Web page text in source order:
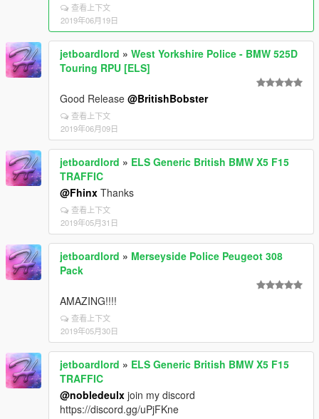
查看上下文
2019年06月19日
jetboardlord » West Yorkshire Police - BMW 525D
Touring RPU [ELS]
Good Release @BritishBobster
查看上下文
2019年06月09日
jetboardlord » ELS Generic British BMW X5 F15
TRAFFIC
@Fhinx Thanks
查看上下文
2019年05月31日
jetboardlord » Merseyside Police Peugeot 308
Pack
AMAZING!!!!
查看上下文
2019年05月30日
jetboardlord » ELS Generic British BMW X5 F15
TRAFFIC
@nobledeulx join my discord
https://discord.gg/uPjFKne